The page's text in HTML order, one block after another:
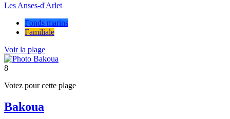
Les Anses-d'Arlet
Fonds marins
Familiale
Voir la plage
8
Votez pour cette plage
Bakoua